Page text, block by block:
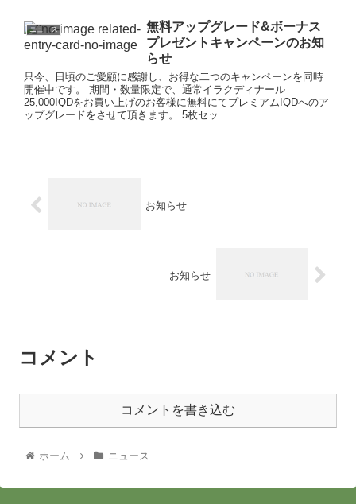
ニュース
無料アップグレード&ボーナス
プレゼントキャンペーンのお知
らせ
只今、日頃のご愛顧に感謝し、お得な二つのキャンペーンを同時
開催中です。 期間・数量限定で、通常イラクディナール
25,000IQDをお買い上げのお客様に無料にてプレミアムIQDへのア
ップグレードをさせて頂きます。 5枚セッ...
お知らせ
お知らせ
コメント
コメントを書き込む
ホーム ニュース